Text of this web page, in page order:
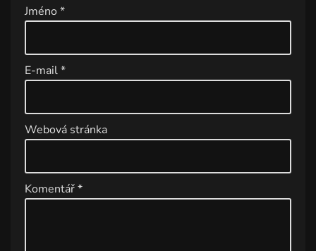
Jméno *
E-mail*
Webová stránka
Komentář*
n
ti
v